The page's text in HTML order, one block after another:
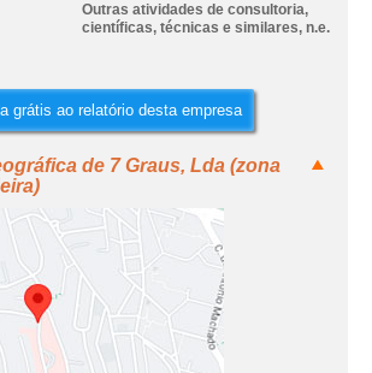
Outras atividades de consultoria,
científicas, técnicas e similares, n.e.
grátis ao relatório desta empresa
de 7 Graus, Lda (zona